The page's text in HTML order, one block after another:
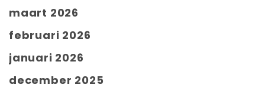
maart 2026
februari 2026
januari 2026
december 2025